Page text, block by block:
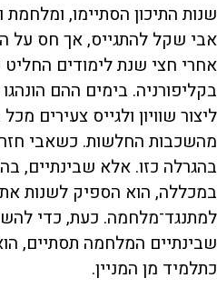
שנות התיכון הסתיימו, ומלחמת
אבי שקל להתגייס, אך חס על
אחרי חצי שנת לימודים החליט
בקליפורניה. בימים ההם
ליצור שוויון ולגייס צעירים
מהשכבות החלשות. כשאבי חזר
בהגרלה כזו. אלא שבינתיים,
במכללה, הוא הספיק לשנות את
למתנגד־מלחמה. כעת, כדי
שבינתיים המלחמה תסתיים,
כתלמיד מן המניין.